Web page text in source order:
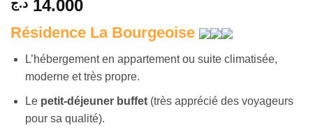
14.000 د.ج
Résidence La Bourgeoise
L’hébergement en appartement ou suite climatisée,
moderne et très propre.
Le petit-déjeuner buffet(très apprécié des voyageurs
pour sa qualité).